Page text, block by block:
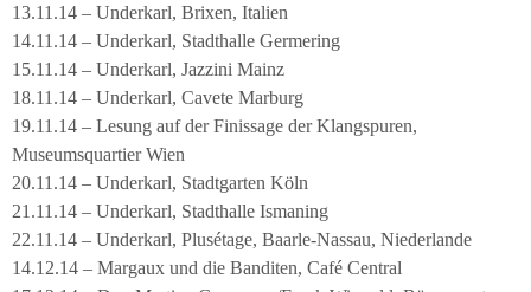
13.11.14 – Underkarl, Brixen, Italien
14.11.14 – Underkarl, Stadthalle Germering
15.11.14 – Underkarl, Jazzini Mainz
18.11.14 – Underkarl, Cavete Marburg
19.11.14 – Lesung auf der Finissage der Klangspuren,
Museumsquartier Wien
20.11.14 – Underkarl, Stadtgarten Köln
21.11.14 – Underkarl, Stadthalle Ismaning
22.11.14 – Underkarl, Plusétage, Baarle-Nassau, Niederlande
14.12.14 – Margaux und die Banditen, Café Central